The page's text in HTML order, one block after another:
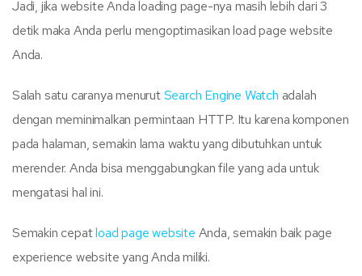
Jadi, jika website Anda loading page-nya masih lebih dari 3
detik maka Anda perlu mengoptimasikan load page website
Anda.
Salah satu caranya menurutSearch Engine Watch adalah
dengan meminimalkan permintaan HTTP. Itu karena komponen
pada halaman, semakin lama waktu yang dibutuhkan untuk
merender. Anda bisa menggabungkan file yang ada untuk
mengatasi hal ini.
Semakin cepatload page website Anda, semakin baik page
experience website yang Anda miliki.